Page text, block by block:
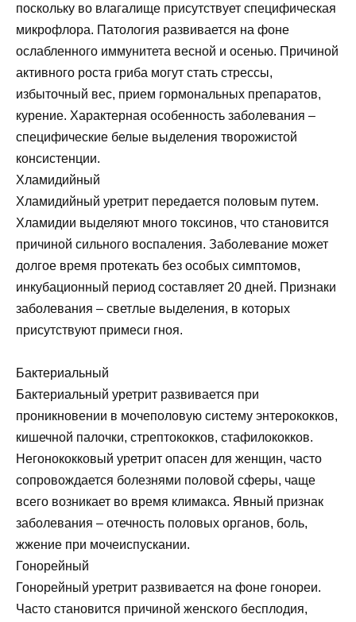
поскольку во влагалище присутствует специфическая
микрофлора. Патология развивается на фоне
ослабленного иммунитета весной и осенью. Причиной
активного роста гриба могут стать стрессы,
избыточный вес, прием гормональных препаратов,
курение. Характерная особенность заболевания –
специфические белые выделения творожистой
консистенции.
Хламидийный
Хламидийный уретрит передается половым путем.
Хламидии выделяют много токсинов, что становится
причиной сильного воспаления. Заболевание может
долгое время протекать без особых симптомов,
инкубационный период составляет 20 дней. Признаки
заболевания – светлые выделения, в которых
присутствуют примеси гноя.
Бактериальный
Бактериальный уретрит развивается при
проникновении в мочеполовую систему энтерококков,
кишечной палочки, стрептококков, стафилококков.
Негонококковый уретрит опасен для женщин, часто
сопровождается болезнями половой сферы, чаще
всего возникает во время климакса. Явный признак
заболевания – отечность половых органов, боль,
жжение при мочеиспускании.
Гонорейный
Гонорейный уретрит развивается на фоне гонореи.
Часто становится причиной женского бесплодия,